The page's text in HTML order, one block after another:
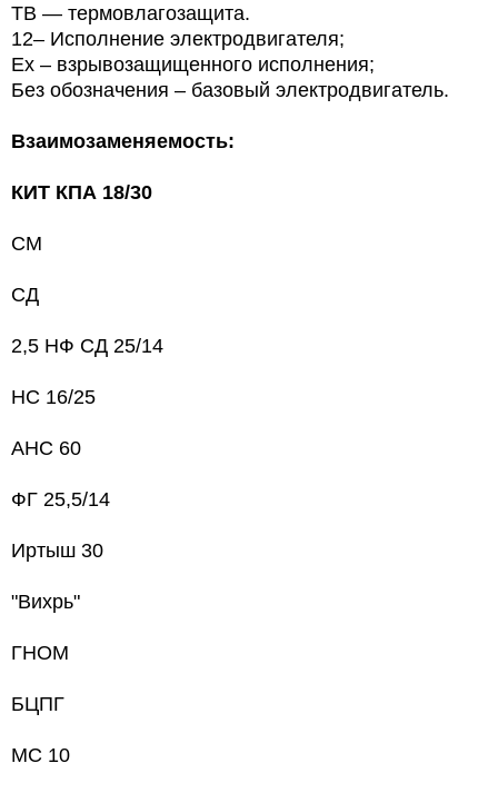
ТВ — термовлагозащита.
12– Исполнение электродвигателя;
Ех – взрывозащищенного исполнения;
Без обозначения – базовый электродвигатель.
Взаимозаменяемость:
КИТ КПА 18/30
СМ
СД
2,5 НФ СД 25/14
НС 16/25
АНС 60
ФГ 25,5/14
Иртыш 30
"Вихрь"
ГНОМ
БЦПГ
МС 10